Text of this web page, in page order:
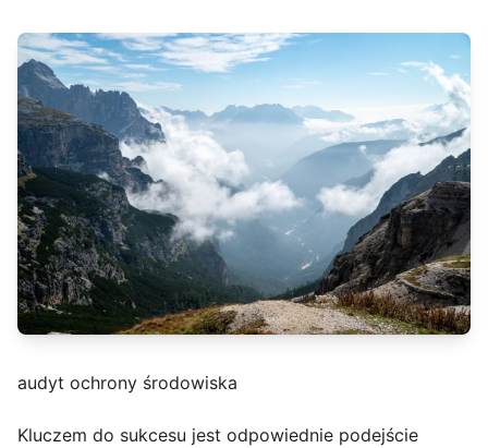
audyt ochrony środowiska
Kluczem do sukcesu jest odpowiednie podejście